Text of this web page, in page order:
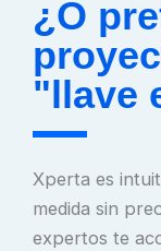
¿O
"llave
Xperta es
medida sin
expertos te